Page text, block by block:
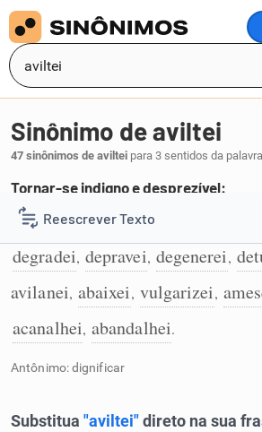
Reescrever Texto
Resumir Texto
Corrigir Texto
Detector de IA
Humanizador de IA
Sinônimo de aviltei
47 sinônimos de aviltei para 3 sentidos da palavra
Tornar-se indigno e desprezível:
1 envileci,desonrei
degradei, depravei, degenerei,
avilanei, abaixei, vulgarizei,
acanalhei, abandalhei.
Antônimo: dignificar